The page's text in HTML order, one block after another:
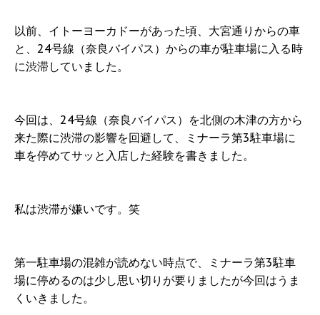
以前、イトーヨーカドーがあった頃、大宮通りからの車
と、24号線（奈良バイパス）からの車が駐車場に入る時
に渋滞していました。
今回は、24号線（奈良バイパス）を北側の木津の方から
来た際に渋滞の影響を回避して、ミナーラ第3駐車場に
車を停めてサッと入店した経験を書きました。
私は渋滞が嫌いです。笑
第一駐車場の混雑が読めない時点で、ミナーラ第3駐車
場に停めるのは少し思い切りが要りましたが今回はうま
くいきました。